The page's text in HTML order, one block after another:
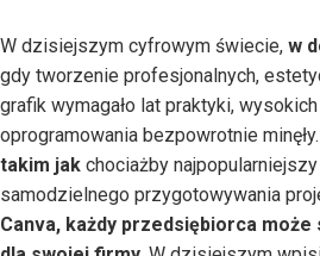
W dzisiejszym cyfrowym świecie, w
gdy tworzenie profesjonalnych,
grafik wymagało lat praktyki,
oprogramowania bezpowrotnie minęły.
takim jak chociażby
samodzielnego przygotowywania
Canva, każdy przedsiębiorca